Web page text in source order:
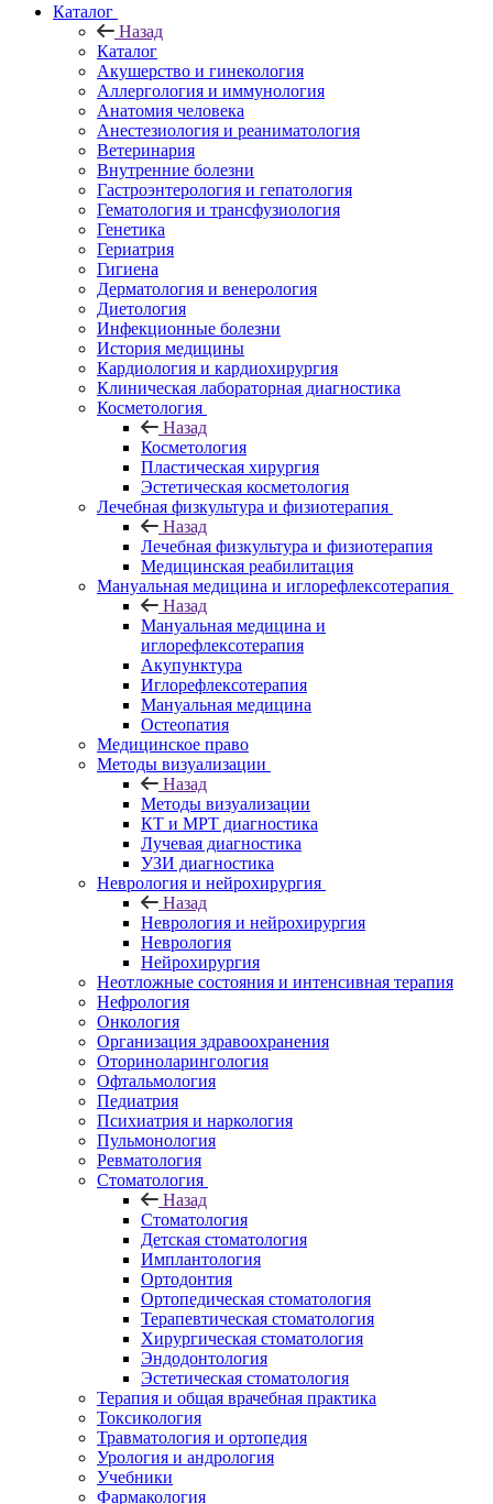
Каталог
Назад
Каталог
Акушерство и гинекология
Аллергология и иммунология
Анатомия человека
Анестезиология и реаниматология
Ветеринария
Внутренние болезни
Гастроэнтерология и гепатология
Гематология и трансфузиология
Генетика
Гериатрия
Гигиена
Дерматология и венерология
Диетология
Инфекционные болезни
История медицины
Кардиология и кардиохирургия
Клиническая лабораторная диагностика
Косметология
Назад
Косметология
Пластическая хирургия
Эстетическая косметология
Лечебная физкультура и физиотерапия
Назад
Лечебная физкультура и физиотерапия
Медицинская реабилитация
Мануальная медицина и иглорефлексотерапия
Назад
Мануальная медицина и
иглорефлексотерапия
Акупунктура
Иглорефлексотерапия
Мануальная медицина
Остеопатия
Медицинское право
Методы визуализации
Назад
Методы визуализации
КТ и МРТ диагностика
Лучевая диагностика
УЗИ диагностика
Неврология и нейрохирургия
Назад
Неврология и нейрохирургия
Неврология
Нейрохирургия
Неотложные состояния и интенсивная терапия
Нефрология
Онкология
Организация здравоохранения
Оториноларингология
Офтальмология
Педиатрия
Психиатрия и наркология
Пульмонология
Ревматология
Стоматология
Назад
Стоматология
Детская стоматология
Имплантология
Ортодонтия
Ортопедическая стоматология
Терапевтическая стоматология
Хирургическая стоматология
Эндодонтология
Эстетическая стоматология
Терапия и общая врачебная практика
Токсикология
Травматология и ортопедия
Урология и андрология
Учебники
Фармакология